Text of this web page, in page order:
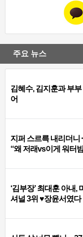
주요 뉴스
김혜수, 김지훈과 부부
어
지퍼 스르륵 내리더
“왜 저래vs이게 워터
‘김부장’ 최대훈 아내,
셔널 3위 ♥장윤서였다